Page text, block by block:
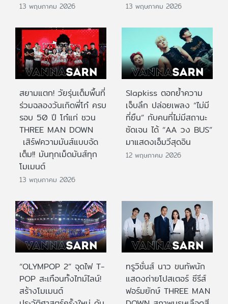
13 พฤษภาคม 2026 13 พฤษภาคม 2026
สยามแตก! วัยรุ่นเต็มพื้นที่
ร่วมฉลองวันเกิดพี่โก๋ ครบ
รอบ 50 ปี โก๋แก่ ชวน
THREE MAN DOWN
เสิร์ฟความมันส์แบบจัด
เต็ม!! มันทุกเม็ดมันส์ทุก
โมเมนต์
13 พฤษภาคม 2026
Slapkiss ตอกย้ำความ
เจ็บลึก ปล่อยเพลง “ไม่มี
ที่ยืน” กับคนที่ไม่มีสถานะ
ชัดเจน ได้ “AA วง BUS”
มาแสดงเอ็มวีสุดอิน
12 พฤษภาคม 2026
“OLYMPOP 2” จุดไฟ T-
POP สะเทือนทั้งไทม์ไลน์!
สร้างโมเมนต์
ทรูวิชั่นส์ นาว ขนทัพนัก
แสดงถ่ายโปสเตอร์ ซีรีส์
ฟอร์มยักษ์ THREE MAN